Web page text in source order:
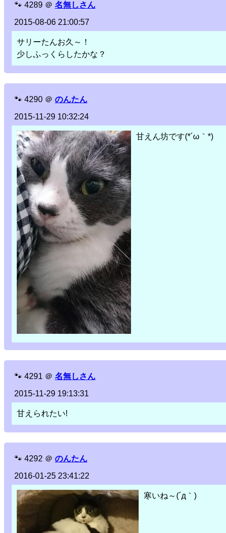
🐾 4289 ＠ 名無しさん
2015-08-06 21:00:57
サリーたんお久～！
少しふっくらしたかな？
🐾 4290 ＠ のんたん
2015-11-29 10:32:24
甘えん坊です(*´ω｀*)
🐾 4291 ＠ 名無しさん
2015-11-29 19:13:31
甘えられたい!
🐾 4292 ＠ のんたん
2016-01-25 23:41:22
寒いね～(´д｀)